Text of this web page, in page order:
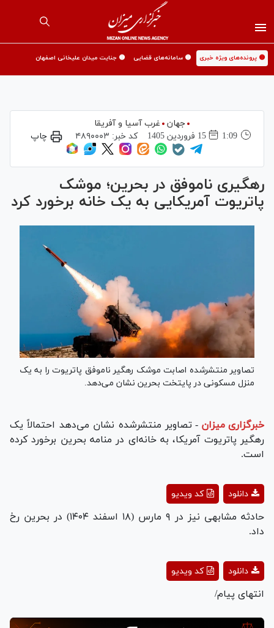
🟡 پرونده‌های ویژه خبری 🟡 سامانه‌های قضایی 🟡 جنایت میدان علیخانی اصفهان
جهان
غرب آسیا و آفریقا
1:09
15 فروردين 1405 کد خبر: ۴۸۹۰۰۰۳ چاپ
رهگیری ناموفق در بحرین؛ موشک
پاتریوت آمریکایی به یک خانه برخورد کرد
تصاویر منتشرشده اصابت موشک رهگیر ناموفق پاتریوت را به یک
منزل مسکونی در پایتخت بحرین نشان می‌دهد.
خبرگزاری میزان - تصاویر منتشرشده نشان‌ می‌دهد احتمالاً یک
رهگیر پاتریوت آمریکا، به خانه‌ای در منامه بحرین برخورد کرده
است.
Play
Video
کد ویدیو دانلود
حادثه مشابهی نیز در ۹ مارس (۱۸ اسفند ۱۴۰۴) در بحرین رخ
داد.
Playکد ویدیو دانلود
انتهای پیام/